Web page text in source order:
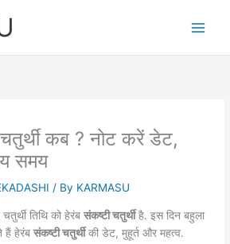
कब ? नोट करें डेट,
समय
/ By KARMASU
तिथि को हेरंबसंकष्टी चतुर्थीहै. इस दिन बहुला
हैं हेरंबसंकष्टी चतुर्थीकी डेट, मुहूर्त और महत्व.